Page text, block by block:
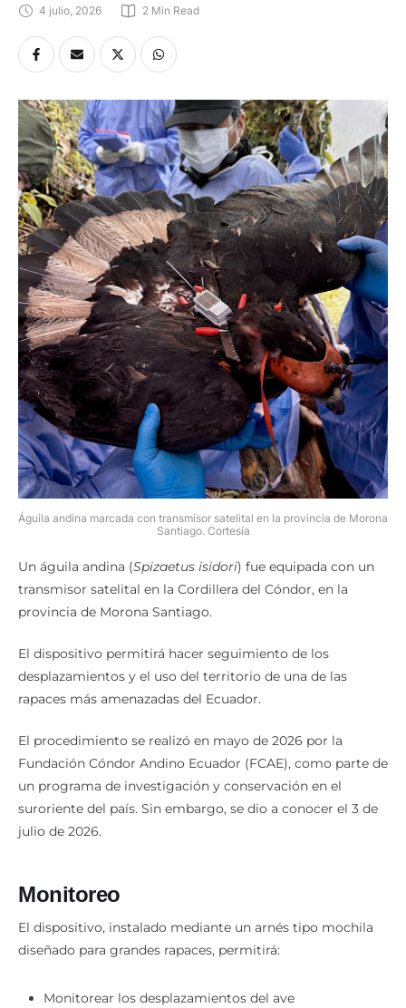
4 julio, 2026 2 Min Read
Águila andina marcada con transmisor satelital en la provincia de Morona
Santiago. Cortesía
Un águila andina (Spizaetus isidori) fue equipada con un
transmisor satelital en la Cordillera del Cóndor, en la
provincia de Morona Santiago.
El dispositivo permitirá hacer seguimiento de los
desplazamientos y el uso del territorio de una de las
rapaces más amenazadas del Ecuador.
El procedimiento se realizó en mayo de 2026 por la
Fundación Cóndor Andino Ecuador (FCAE), como parte de
un programa de investigación y conservación en el
suroriente del país. Sin embargo, se dio a conocer el 3 de
julio de 2026.
Monitoreo
El dispositivo, instalado mediante un arnés tipo mochila
diseñado para grandes rapaces, permitirá:
Monitorear los desplazamientos del ave